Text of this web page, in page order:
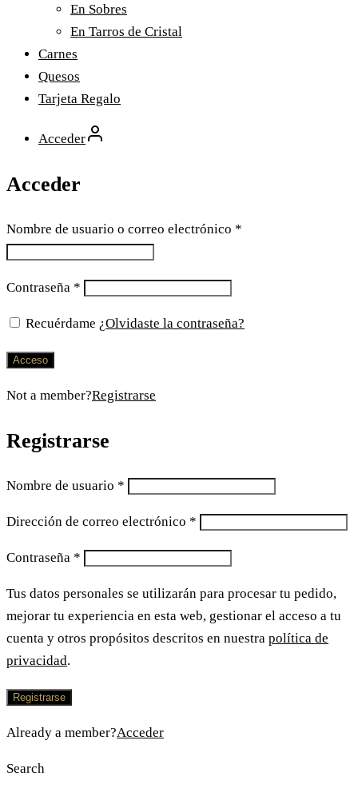
En Sobres
En Tarros de Cristal
Carnes
Quesos
Tarjeta Regalo
Acceder
Acceder
Nombre de usuario o correo electrónico *
Contraseña *
Recuérdame ¿Olvidaste la contraseña?
Acceso
Not a member?Registrarse
Registrarse
Nombre de usuario *
Dirección de correo electrónico *
Contraseña *
Tus datos personales se utilizarán para procesar tu pedido,
mejorar tu experiencia en esta web, gestionar el acceso a tu
cuenta y otros propósitos descritos en nuestra política de
privacidad.
Registrarse
Already a member?Acceder
Search